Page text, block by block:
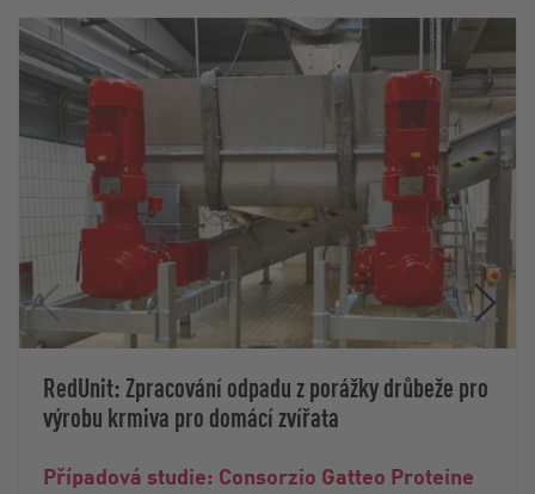
RedUnit: Zpracování odpadu z porážky drůbeže pro
výrobu krmiva pro domácí zvířata
Případová studie: Consorzio Gatteo Proteine